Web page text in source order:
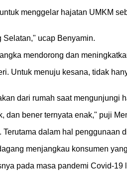
menggelar hajatan UMKM
Selatan," ucap Benyamin.
mendorong dan
Untuk menuju kesana, tidak
dari rumah saat mengunjungi
dan bener ternyata enak," puji
dalam hal penggunaan
menjangkau konsumen
pada masa pandemi Covid-19